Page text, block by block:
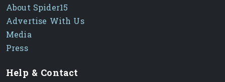
About Spider15
Advertise With Us
Media
Press
Help & Contact